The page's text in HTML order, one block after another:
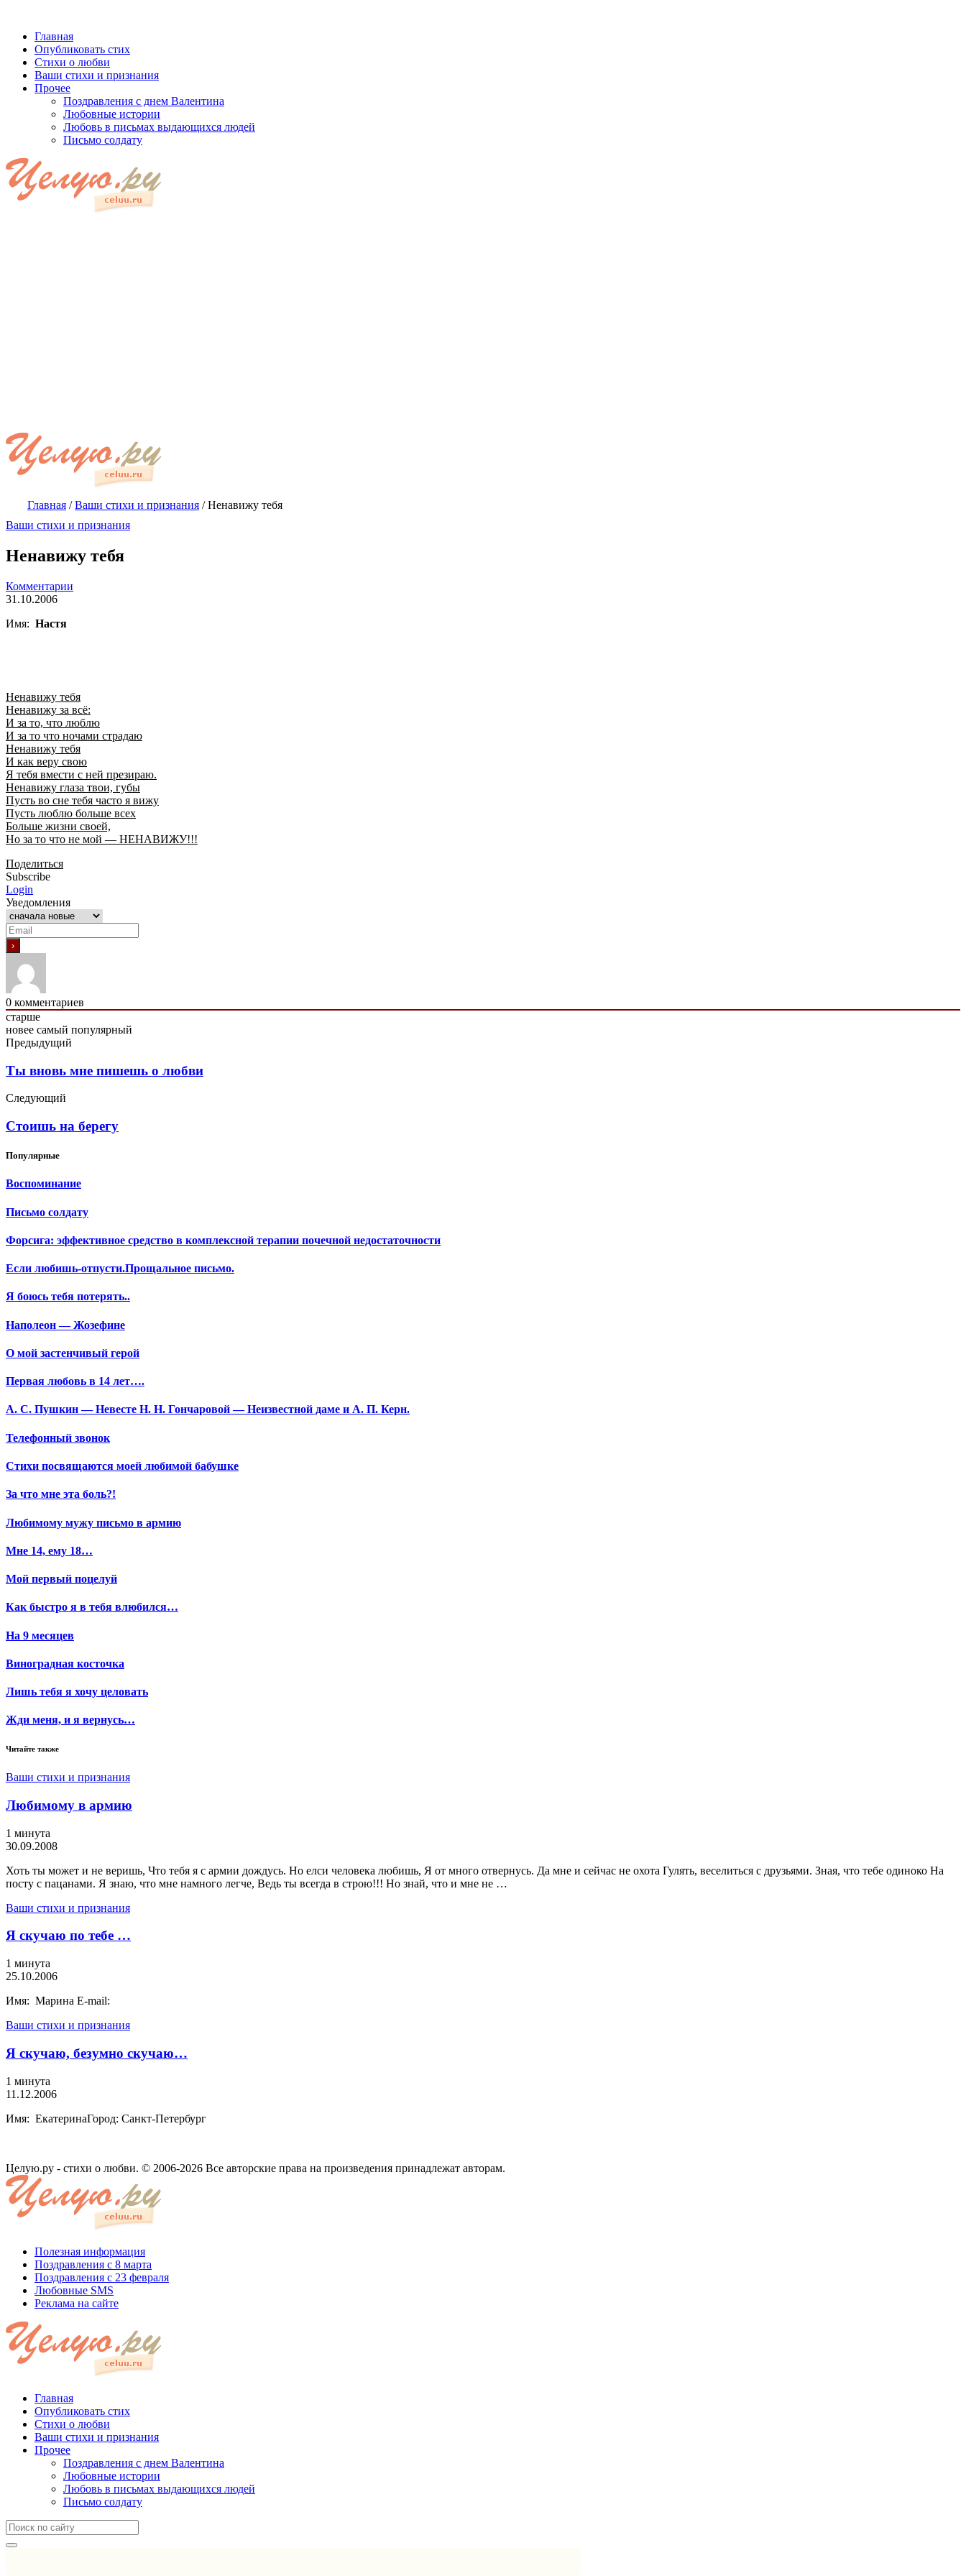
Главная
Опубликовать стих
Стихи о любви
Ваши стихи и признания
Прочее
Поздравления с днем Валентина
Любовные истории
Любовь в письмах выдающихся людей
Письмо солдату
Главная /Ваши стихи и признания /Ненавижу тебя
Ваши стихи и признания
Ненавижу тебя
Комментарии
31.10.2006
Имя: Настя
Ненавижу тебя
Ненавижу за всё:
И за то, что люблю
И за то что ночами страдаю
Ненавижу тебя
И как веру свою
Я тебя вмести с ней презираю.
Ненавижу глаза твои, губы
Пусть во сне тебя часто я вижу
Пусть люблю больше всех
Больше жизни своей,
Но за то что не мой — НЕНАВИЖУ!!!
Поделиться
Subscribe
Login
Уведомления
0 комментариев
старше
новее самый популярный
Предыдущий
Tы вновь мне пишешь о любви
Следующий
Стоишь на берегу
Популярные
Воспоминание
Письмо солдату
Форсига: эффективное средство в комплексной терапии почечной недостаточности
Если любишь-отпусти.Прощальное письмо.
Я боюсь тебя потерять..
Наполеон — Жозефине
О мой застенчивый герой
Первая любовь в 14 лет….
А. С. Пушкин — Невесте Н. Н. Гончаровой — Неизвестной даме и А. П. Керн.
Телефонный звонок
Стихи посвящаются моей любимой бабушке
За что мне эта боль?!
Любимому мужу письмо в армию
Мне 14, ему 18…
Мой первый поцелуй
Как быстро я в тебя влюбился…
На 9 месяцев
Виноградная косточка
Лишь тебя я хочу целовать
Жди меня, и я вернусь…
Читайте также
Ваши стихи и признания
Любимому в армию
1 минута
30.09.2008
Хоть ты может и не веришь, Что тебя я с армии дождусь. Но елси человека любишь, Я от много отвернусь. Да мне и сейчас не охота Гулять, веселиться с друзьями. Зная, что тебе одиноко На
посту с пацанами. Я знаю, что мне намного легче, Ведь ты всегда в строю!!! Но знай, что и мне не …
Ваши стихи и признания
Я скучаю по тебе …
1 минута
25.10.2006
Имя: Марина E-mail:
Ваши стихи и признания
Я скучаю, безумно скучаю…
1 минута
11.12.2006
Имя: ЕкатеринаГород: Санкт-Петербург
Целую.ру - стихи о любви. © 2006-2026 Все авторские права на произведения принадлежат авторам.
Полезная информация
Поздравления с 8 марта
Поздравления с 23 февраля
Любовные SMS
Реклама на сайте
Главная
Опубликовать стих
Стихи о любви
Ваши стихи и признания
Прочее
Поздравления с днем Валентина
Любовные истории
Любовь в письмах выдающихся людей
Письмо солдату